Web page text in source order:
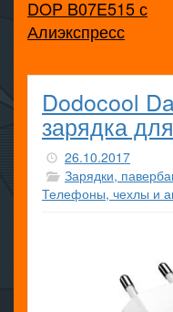
DOP B07E515 с
Алиэкспресс
Dodocool
зарядка
26.10.2017
Зарядки,
Телефоны, чехлы и